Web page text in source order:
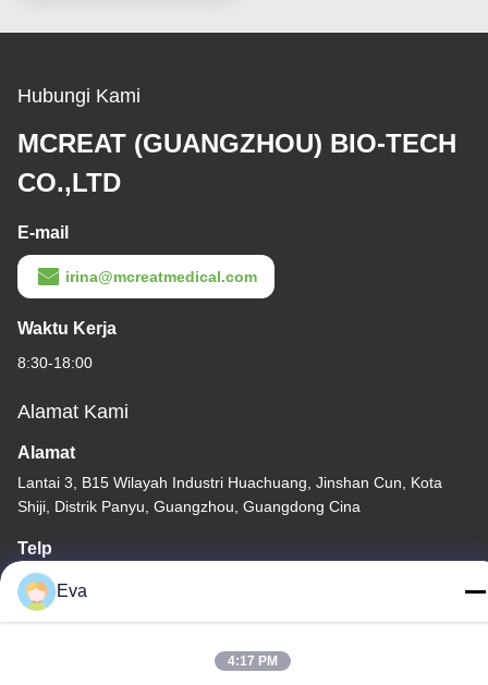
Hubungi Kami
MCREAT (GUANGZHOU) BIO-TECH
CO.,LTD
E-mail
irina@mcreatmedical.com
Waktu Kerja
8:30-18:00
Alamat Kami
Alamat
Lantai 3, B15 Wilayah Industri Huachuang, Jinshan Cun, Kota
Shiji, Distrik Panyu, Guangzhou, Guangdong Cina
Telp
86-020-3156-0583
Eva
4:17 PM